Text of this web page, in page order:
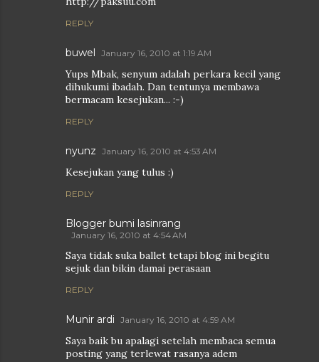
REPLY
buwel January 16, 2010 at 1:19 AM
Yups Mbak, senyum adalah perkara kecil yang
dihukumi ibadah. Dan tentunya membawa
bermacam kesejukan... :-)
REPLY
nyunz January 16, 2010 at 4:53 AM
Kesejukan yang tulus :)
REPLY
Blogger bumi lasinrang
January 16, 2010 at 4:54 AM
Saya tidak suka ballet tetapi blog ini begitu
sejuk dan bikin damai perasaan
REPLY
Munir ardi January 16, 2010 at 4:59 AM
Saya baik bu apalagi setelah membaca semua
posting yang terlewat rasanya adem